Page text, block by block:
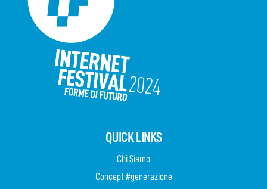
QUICK LINKS
Chi Siamo
Concept #generazione